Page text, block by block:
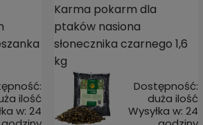
ilość
w: 24
Karma pokarm dla
ptaków nasiona
słonecznika czarnego 1,6
kg
Dostępność:
duża ilość
Wysyłka w: 24